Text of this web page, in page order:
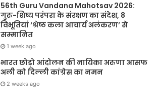
56th Guru Vandana Mahotsav 2026:
गुरु-शिष्य परंपरा के संरक्षण का संदेश, 8
विभूतियां ‘श्रेष्ठ कला आचार्य अलंकरण’ से
सम्मानित
1 week ago
भारत छोड़ो आंदोलन की नायिका अरुणा आसफ
अली को दिल्ली कांग्रेस का नमन
2 weeks ago